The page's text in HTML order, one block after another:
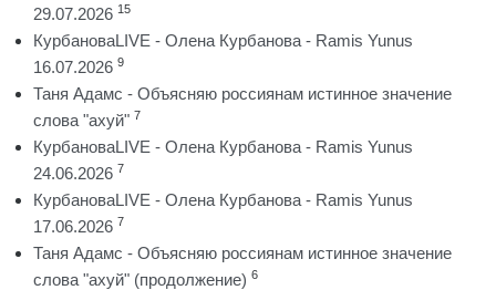
29.07.2026 15
КурбановаLIVE - Олена Курбанова - Ramis Yunus
16.07.2026 9
Таня Адамс - Объясняю россиянам истинное значение
слова "ахуй" 7
КурбановаLIVE - Олена Курбанова - Ramis Yunus
24.06.2026 7
КурбановаLIVE - Олена Курбанова - Ramis Yunus
17.06.2026 7
Таня Адамс - Объясняю россиянам истинное значение
слова "ахуй" (продолжение) 6